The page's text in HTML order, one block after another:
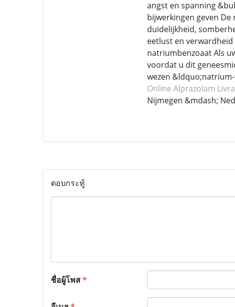
angst en spanning
bijwerkingen geven
duidelijkheid,
eetlust en
natriumbenzoaat Als
voordat u dit
wezen
Online Alprazolam
Nijmegen &mdash;
ตอบกระทู้
ชื่อผู้โพส*